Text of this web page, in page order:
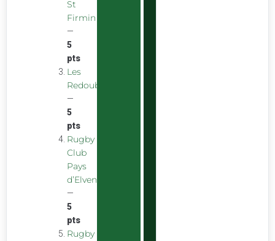
St
Firmin
—
5
pts
Les
Redoubstables
—
5
pts
Rugby
Club
Pays
d’Elven
—
5
pts
Rugby